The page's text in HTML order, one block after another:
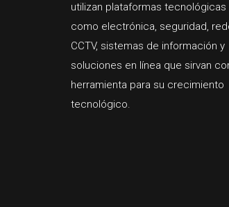
utilizan plataformas tecnológicas
como electrónica, seguridad,
CCTV, sistemas de información y
soluciones en línea que sirvan
herramienta para su crecimiento
tecnológico.